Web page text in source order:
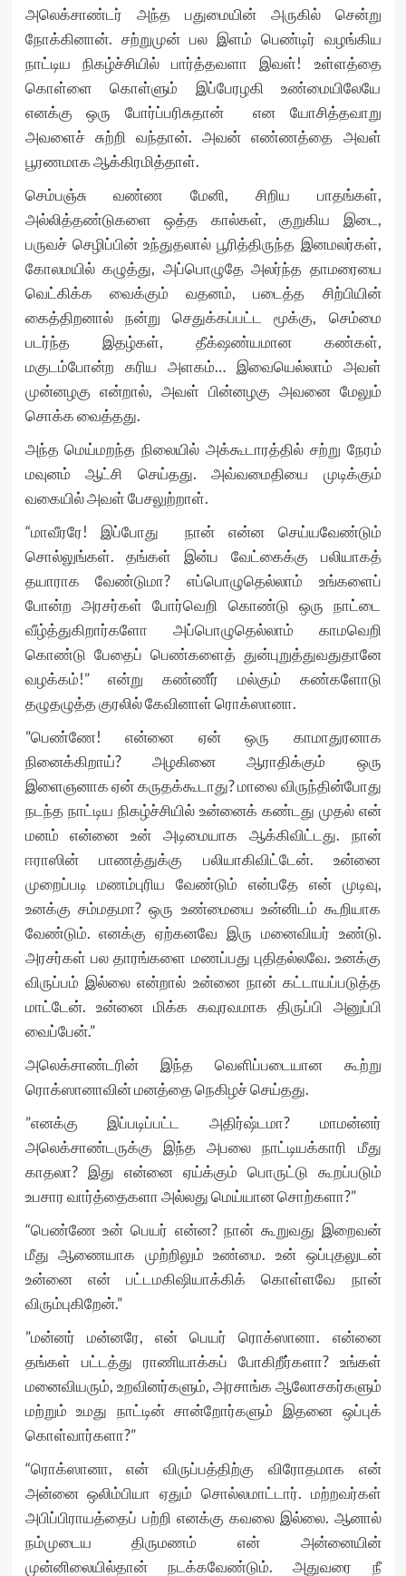
அலெக்சாண்டர் அந்த பதுமையின் அருகில் சென்று
நோக்கினான். சற்றுமுன் பல இளம் பெண்டிர் வழங்கிய
நாட்டிய நிகழ்ச்சியில் பார்த்தவளா இவள்! உள்ளத்தை
கொள்ளை கொள்ளும் இப்பேரழகி உண்மையிலேயே
எனக்கு ஒரு போர்ப்பரிசுதான் என யோசித்தவாறு
அவளைச் சுற்றி வந்தான். அவன் எண்ணத்தை அவள்
பூரணமாக ஆக்கிரமித்தாள்.
செம்பஞ்சு வண்ண மேனி, சிறிய பாதங்கள்,
அல்லித்தண்டுகளை ஒத்த கால்கள், குறுகிய இடை,
பருவச் செழிப்பின் உந்துதலால் பூரித்திருந்த இனமலர்கள்,
கோலமயில் கழுத்து, அப்பொழுதே அலர்ந்த தாமரையை
வெட்கிக்க வைக்கும் வதனம், படைத்த சிற்பியின்
கைத்திறனால் நன்று செதுக்கப்பட்ட மூக்கு, செம்மை
படர்ந்த இதழ்கள், தீக்‌ஷண்யமான கண்கள்,
மகுடம்போன்ற கரிய அளகம்… இவையெல்லாம் அவள்
முன்னழகு என்றால், அவள் பின்னழகு அவனை மேலும்
சொக்க வைத்தது.
அந்த மெய்மறந்த நிலையில் அக்கூடாரத்தில் சற்று நேரம்
மவுனம் ஆட்சி செய்தது. அவ்வமைதியை முடிக்கும்
வகையில் அவள் பேசலுற்றாள்.
“மாவீரரே! இப்போது நான் என்ன செய்யவேண்டும்
சொல்லுங்கள். தங்கள் இன்ப வேட்கைக்கு பலியாகத்
தயாராக வேண்டுமா? எப்பொழுதெல்லாம் உங்களைப்
போன்ற அரசர்கள் போர்வெறி கொண்டு ஒரு நாட்டை
வீழ்த்துகிறார்களோ அப்பொழுதெல்லாம் காமவெறி
கொண்டு பேதைப் பெண்களைத் துன்புறுத்துவதுதானே
வழக்கம்!” என்று கண்ணீர் மல்கும் கண்களோடு
தழுதழுத்த குரலில் கேவினாள் ரொக்ஸானா.
”பெண்ணே! என்னை ஏன் ஒரு காமாதுரனாக
நினைக்கிறாய்? அழகினை ஆராதிக்கும் ஒரு
இளைஞனாக ஏன் கருதக்கூடாது? மாலை விருந்தின்போது
நடந்த நாட்டிய நிகழ்ச்சியில் உன்னைக் கண்டது முதல் என்
மனம் என்னை உன் அடிமையாக ஆக்கிவிட்டது. நான்
ஈராஸின் பாணத்துக்கு பலியாகிவிட்டேன். உன்னை
முறைப்படி மணம்புரிய வேண்டும் என்பதே என் முடிவு,
உனக்கு சம்மதமா? ஒரு உண்மையை உன்னிடம் கூறியாக
வேண்டும். எனக்கு ஏற்கனவே இரு மனைவியர் உண்டு.
அரசர்கள் பல தாரங்களை மணப்பது புதிதல்லவே. உனக்கு
விருப்பம் இல்லை என்றால் உன்னை நான் கட்டாயப்படுத்த
மாட்டேன். உன்னை மிக்க கவுரவமாக திருப்பி அனுப்பி
வைப்பேன்.”
அலெக்சாண்டரின் இந்த வெளிப்படையான கூற்று
ரொக்ஸானாவின் மனத்தை நெகிழச் செய்தது.
”எனக்கு இப்படிப்பட்ட அதிர்ஷ்டமா? மாமன்னர்
அலெக்சாண்டருக்கு இந்த அபலை நாட்டியக்காரி மீது
காதலா? இது என்னை ஏய்க்கும் பொருட்டு கூறப்படும்
உபசார வார்த்தைகளா அல்லது மெய்யான சொற்களா?”
“பெண்ணே உன் பெயர் என்ன? நான் கூறுவது இறைவன்
மீது ஆணையாக முற்றிலும் உண்மை. உன் ஒப்புதலுடன்
உன்னை என் பட்டமகிஷியாக்கிக் கொள்ளவே நான்
விரும்புகிறேன்.”
”மன்னர் மன்னரே, என் பெயர் ரொக்ஸானா. என்னை
தங்கள் பட்டத்து ராணியாக்கப் போகிறீர்களா? உங்கள்
மனைவியரும், உறவினர்களும், அரசாங்க ஆலோசகர்களும்
மற்றும் உமது நாட்டின் சான்றோர்களும் இதனை ஒப்புக்
கொள்வார்களா?”
“ரொக்ஸானா, என் விருப்பத்திற்கு விரோதமாக என்
அன்னை ஒலிம்பியா ஏதும் சொல்லமாட்டார். மற்றவர்கள்
அபிப்பிராயத்தைப் பற்றி எனக்கு கவலை இல்லை. ஆனால்
நம்முடைய திருமணம் என் அன்னையின்
முன்னிலையில்தான் நடக்கவேண்டும். அதுவரை நீ